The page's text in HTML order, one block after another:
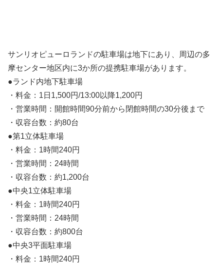
サンリオピューロランドの駐車場は地下にあり、周辺の多
摩センター地区内に3か所の提携駐車場があります。
●ランド内地下駐車場
・料金：1日1,500円/13:00以降1,200円
・営業時間：開館時間90分前から閉館時間の30分後まで
・収容台数：約80台
●第1立体駐車場
・料金：1時間240円
・営業時間：24時間
・収容台数：約1,200台
●中央1立体駐車場
・料金：1時間240円
・営業時間：24時間
・収容台数：約800台
●中央3平面駐車場
・料金：1時間240円